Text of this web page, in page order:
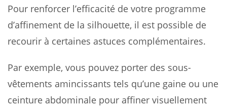
Pour renforcer l’efficacité de votre programme
d’affinement de la silhouette, il est possible de
recourir à certaines astuces complémentaires.
Par exemple, vous pouvez porter des sous-
vêtements amincissants tels qu’une gaine ou une
ceinture abdominale pour affiner visuellement